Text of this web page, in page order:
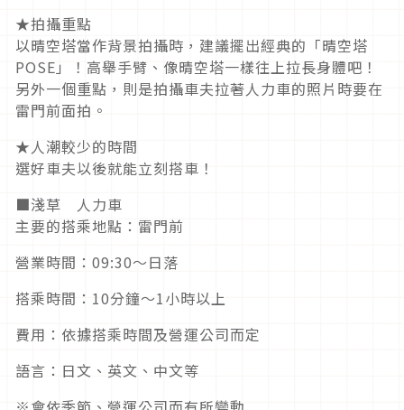
★拍攝重點
以晴空塔當作背景拍攝時，建議擺出經典的「晴空塔
POSE」！高舉手臂、像晴空塔一樣往上拉長身體吧！
另外一個重點，則是拍攝車夫拉著人力車的照片時要在
雷門前面拍。
★人潮較少的時間
選好車夫以後就能立刻搭車！
■淺草 人力車
主要的搭乘地點：雷門前
營業時間：09:30〜日落
搭乘時間：10分鐘～1小時以上
費用：依據搭乘時間及營運公司而定
語言：日文、英文、中文等